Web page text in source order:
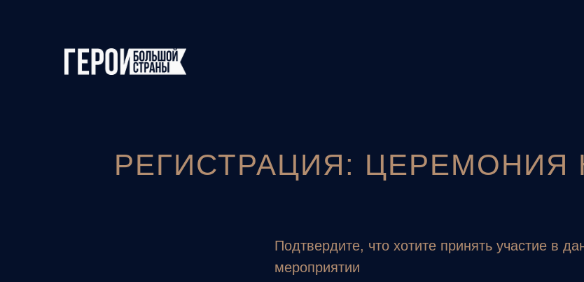
РЕГИСТРАЦИЯ: ЦЕРЕМОНИЯ
Подтвердите, что хотите принять участие в
мероприятии